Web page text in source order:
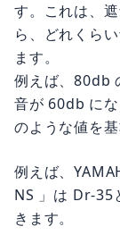
す。これは、
ら、どれくら
ます。
例えば、80db
音が 60db に
のような値を
例えば、
NS 」は Dr-35
きます。